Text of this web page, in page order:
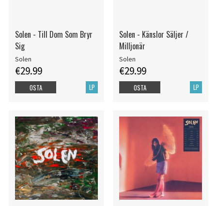
Solen - Till Dom Som Bryr
Sig
Solen
€29.99
LP
OSTA
Solen - Känslor Säljer /
Milljonär
Solen
€29.99
LP
OSTA